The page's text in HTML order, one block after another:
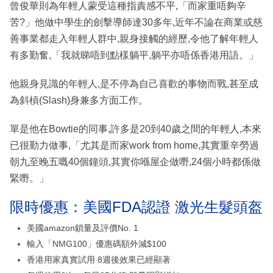
曾俊華則為年輕人蒙受這種指責感不平,「而家重唔夠辛
苦?」他做中學生的劍擊導師達30多年,近年不論在商業或慈
善事業都走入年輕人群中,親身接觸的經歷,令他了解年輕人
有多勤奮,「我就睇唔到點樣躺平,躺平亦唔係香港用語。」
他親身見識的年輕人,是不停為自己喜歡的事物而戰,甚至成
為斜槓(Slash)身兼多方面工作。
單是他在Bowtie的同事,許多是20到40歲之間的年輕人,本來
已很勤力做事,「尤其是而家work from home,其實重辛勞過
朝九至晚五嘅40個鐘頭,其實你喺屋企做嘢,24個小時都係做
緊嘢。」
限時優惠：美國FDA認證 激光生髮頭盔
美國amazon鎖量及評價No. 1
輸入「NMG100」優惠碼額外減$100
香港用家真實試用 8週後效果已經顯著